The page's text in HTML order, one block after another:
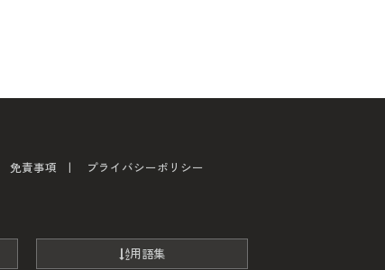
免責事項 プライバシーポリシー
用語集